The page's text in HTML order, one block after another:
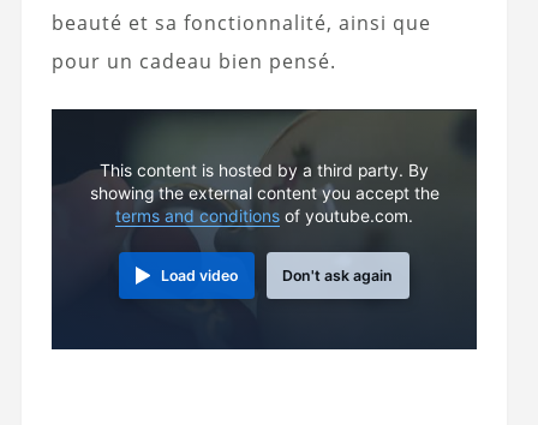
beauté et sa fonctionnalité, ainsi que
pour un cadeau bien pensé.
This content is hosted by a third party. By
showing the external content you accept the
terms and conditions of youtube.com.
Load video Don't ask again